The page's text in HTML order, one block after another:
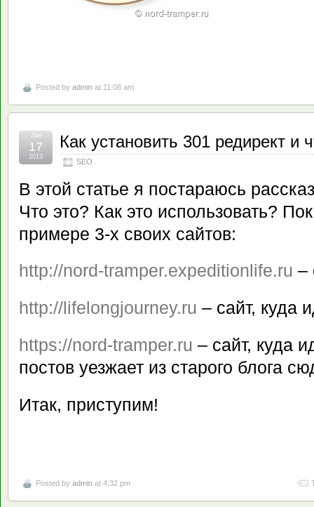
Posted by admin at 11:08 am
Как установить 301 редирект и
SEO
Jan
17
2013
В этой статье я постараюсь
Что это? Как это использовать?
примере 3-х своих сайтов:
http://nord-tramper.expeditionlife.ru –
http://lifelongjourney.ru – сайт, куда
https://nord-tramper.ru – сайт, куда
постов уезжает из старого блога
Итак, приступим!
Posted by admin at 4:32 pm